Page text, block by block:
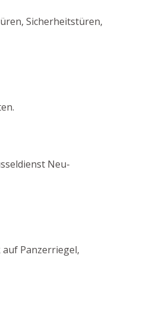
Sicherheitstüren,
Neu-
Panzerriegel,